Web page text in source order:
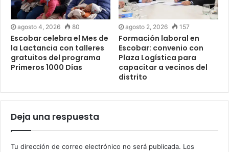
agosto 4, 2026 80
Escobar celebra el Mes de
la Lactancia con talleres
gratuitos del programa
Primeros 1000 Días
agosto 2, 2026 157
Formación laboral en
Escobar: convenio con
Plaza Logística para
capacitar a vecinos del
distrito
Deja una respuesta
Tu dirección de correo electrónico no será publicada. Los